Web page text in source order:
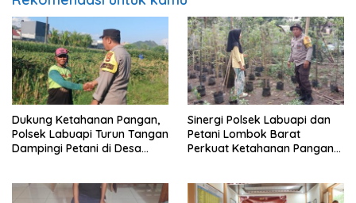
Dukung Ketahanan Pangan,
Polsek Labuapi Turun Tangan
Dampingi Petani di Desa
Sinergi Polsek Labuapi dan
Petani Lombok Barat
Perkuat Ketahanan Pangan